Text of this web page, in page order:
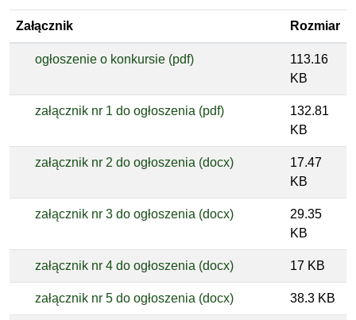
Załącznik Rozmiar
ogłoszenie o konkursie (pdf)
113.16
KB
załącznik nr 1 do ogłoszenia (pdf)
132.81
KB
załącznik nr 2 do ogłoszenia (docx)
17.47
KB
załącznik nr 3 do ogłoszenia (docx)
29.35
KB
załącznik nr 4 do ogłoszenia (docx) 17 KB
załącznik nr 5 do ogłoszenia (docx) 38.3 KB